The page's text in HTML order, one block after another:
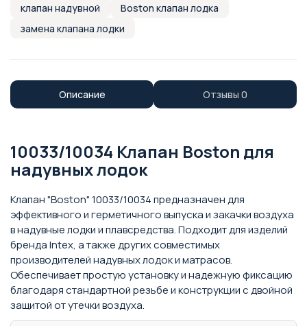
клапан надувной
Boston клапан лодка
заменa клапана лодки
Описание Отзывы 0
10033/10034 Клапан Boston для
надувных лодок
Клапан "Boston" 10033/10034 предназначен для
эффективного и герметичного выпуска и закачки воздуха
в надувные лодки и плавсредства. Подходит для изделий
бренда Intex, а также других совместимых
производителей надувных лодок и матрасов.
Обеспечивает простую установку и надежную фиксацию
благодаря стандартной резьбе и конструкции с двойной
защитой от утечки воздуха.